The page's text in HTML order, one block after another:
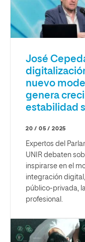
José
nuevo
genera
estabilidad
20 / 05 / 2025
Expertos del
UNIR debaten
inspirarse en el
integración
público-privada,
profesional.